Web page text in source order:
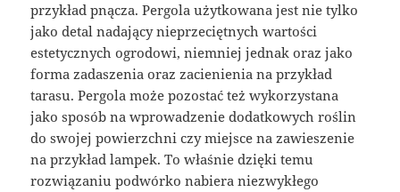
przykład pnącza. Pergola użytkowana jest nie tylko
jako detal nadający nieprzeciętnych wartości
estetycznych ogrodowi, niemniej jednak oraz jako
forma zadaszenia oraz zacienienia na przykład
tarasu. Pergola może pozostać też wykorzystana
jako sposób na wprowadzenie dodatkowych roślin
do swojej powierzchni czy miejsce na zawieszenie
na przykład lampek. To właśnie dzięki temu
rozwiązaniu podwórko nabiera niezwykłego